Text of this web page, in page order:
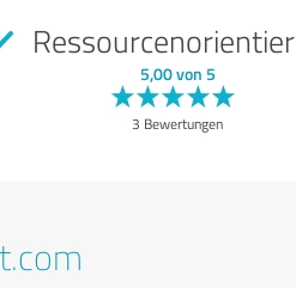
5,00 von 5
3 Bewertungen